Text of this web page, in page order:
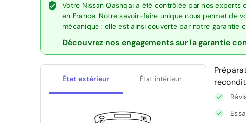
Votre Nissan Qashqai a été contrôlée par nos experts
en France. Notre savoir-faire unique nous permet de
mécanique : elle est ainsi couverte par notre garantie
Découvrez nos engagements sur la garantie
État extérieur État intérieur